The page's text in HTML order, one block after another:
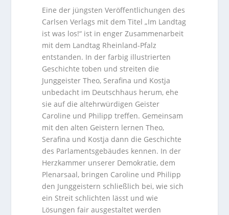
Eine der jüngsten Veröffentlichungen des
Carlsen Verlags mit dem Titel „Im Landtag
ist was los!“ ist in enger Zusammenarbeit
mit dem Landtag Rheinland-Pfalz
entstanden. In der farbig illustrierten
Geschichte toben und streiten die
Junggeister Theo, Serafina und Kostja
unbedacht im Deutschhaus herum, ehe
sie auf die altehrwürdigen Geister
Caroline und Philipp treffen. Gemeinsam
mit den alten Geistern lernen Theo,
Serafina und Kostja dann die Geschichte
des Parlamentsgebäudes kennen. In der
Herzkammer unserer Demokratie, dem
Plenarsaal, bringen Caroline und Philipp
den Junggeistern schließlich bei, wie sich
ein Streit schlichten lässt und wie
Lösungen fair ausgestaltet werden